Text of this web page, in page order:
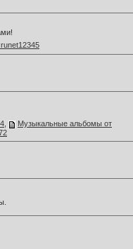
Музыкальные альбомы от